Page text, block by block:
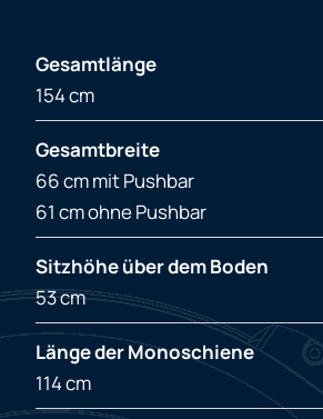
Gesamtlänge
154 cm
Gesamtbreite
66 cm mit Pushbar
61 cm ohne Pushbar
Sitzhöhe über dem Boden
53 cm
Länge der Monoschiene
114 cm